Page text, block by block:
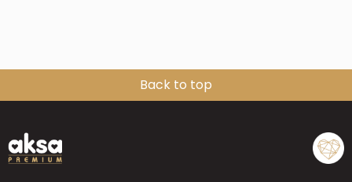
Back to top